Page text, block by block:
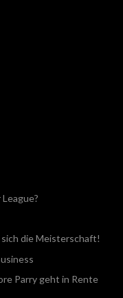
sich die Meisterschaft!
Parry geht in Rente